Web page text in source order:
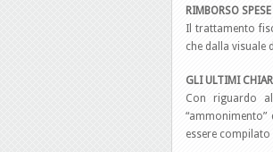
RIMBORSO
Il trattamento
che dalla visuale
GLI ULTIMI
Con riguardo
“ammonimento”
essere